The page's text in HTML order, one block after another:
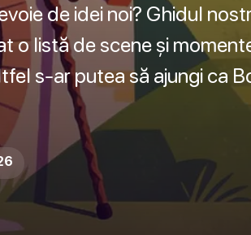
de idei noi? Ghidul
o listă de scene și
s-ar putea să ajungi ca